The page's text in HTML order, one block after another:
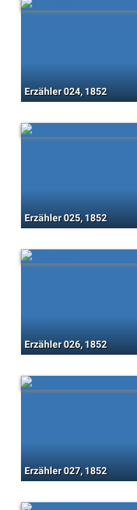
Erzähler 024, 1852
Erzähler 025, 1852
Erzähler 026, 1852
Erzähler 027, 1852